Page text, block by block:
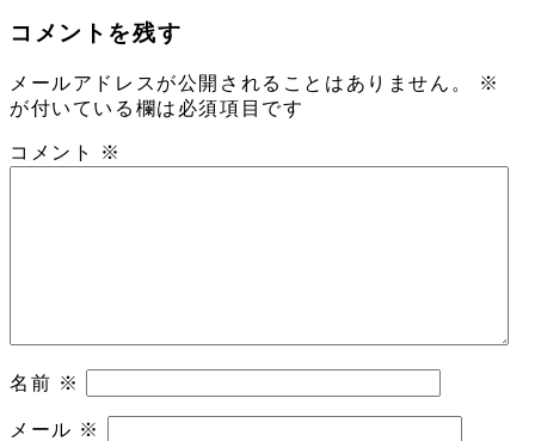
コメントを残す
メールアドレスが公開されることはありません。
※
が付いている欄は必須項目です
コメント ※
名前 ※
メール ※